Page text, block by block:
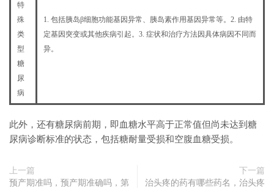
特
殊
类
型
糖
尿
病
1. 包括胰岛β细胞功能基因异常、胰岛素作用基因异常等。2. 由特
定基因突变或其他疾病引起。3. 症状和治疗方法因具体病因不同而
异。
此外，还有糖尿病前期，即血糖水平高于正常值但尚未达到糖
尿病诊断标准的状态，包括糖耐量受损和空腹血糖受损。
上一篇
预产期准吗，预产期准确吗，第
下一篇
治头疼的药有哪些药名，治头疼